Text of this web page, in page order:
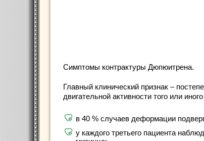
Симптомы контрактуры Дюпюитрена.
Главный клинический признак –
двигательной активности того или
в 40 % случаев деформации
у каждого третьего пациента